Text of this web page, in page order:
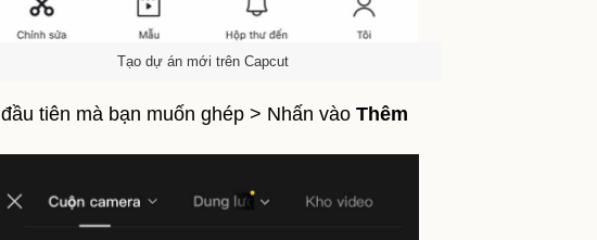
Tạo dự án mới trên Capcut
đầu tiên mà bạn muốn ghép > Nhấn vào Thêm